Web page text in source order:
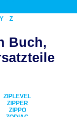
Y - Z
Buch,
ZIPLEVEL
ZIPPER
ZIPPO